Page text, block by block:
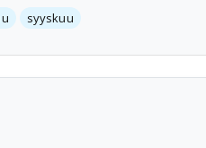
syyskuu